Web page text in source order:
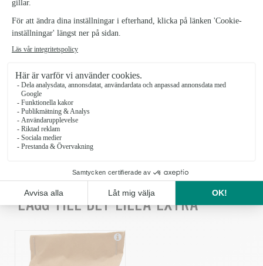
Antal
LÄGG TILL DET LILLA EXTRA